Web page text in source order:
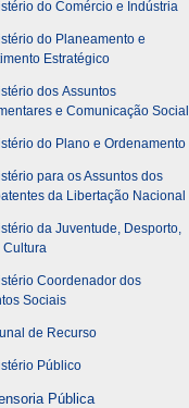
do Comércio e Indústria
do Planeamento e
Estratégico
dos Assuntos
e Comunicação Social
do Plano e Ordenamento
para os Assuntos dos
da Libertação Nacional
da Juventude, Desporto,
Cultura
Coordenador dos
Sociais
de Recurso
Público
a Pública